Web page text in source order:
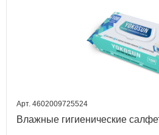
Арт. 4602009725524
Влажные гигиенические